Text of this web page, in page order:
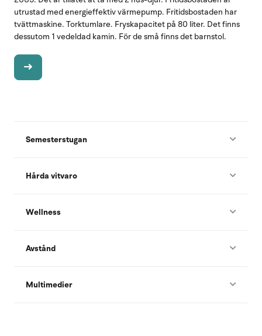
utrustad med energieffektiv värmepump. Fritidsbostaden har
tvättmaskine. Torktumlare. Fryskapacitet på 80 liter. Det finns
dessutom 1 vedeldad kamin. För de små finns det barnstol.
Semesterstugan
Hårda vitvaro
Wellness
Avstånd
Multimedier